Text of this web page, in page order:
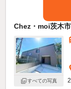
Chez・moi茨木
すべての写真